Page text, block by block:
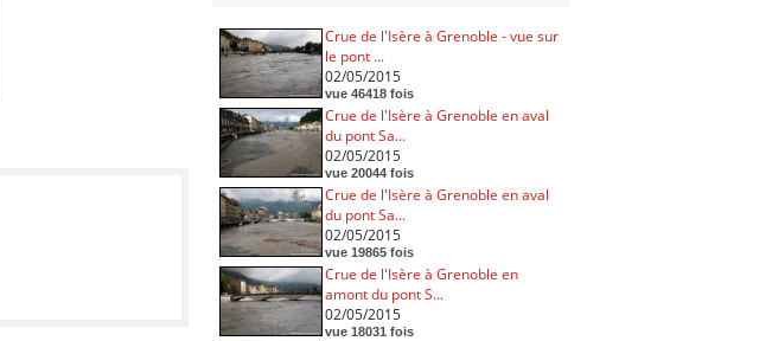
Crue de l'Isère à Grenoble - vue sur
le pont ...
02/05/2015
vue 46418 fois
Crue de l'Isère à Grenoble en aval
du pont Sa...
02/05/2015
vue 20044 fois
Crue de l'Isère à Grenoble en aval
du pont Sa...
02/05/2015
vue 19865 fois
Crue de l'Isère à Grenoble en
amont du pont S...
02/05/2015
vue 18031 fois